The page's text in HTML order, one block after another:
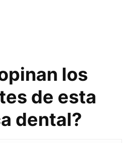
los
de esta
dental?